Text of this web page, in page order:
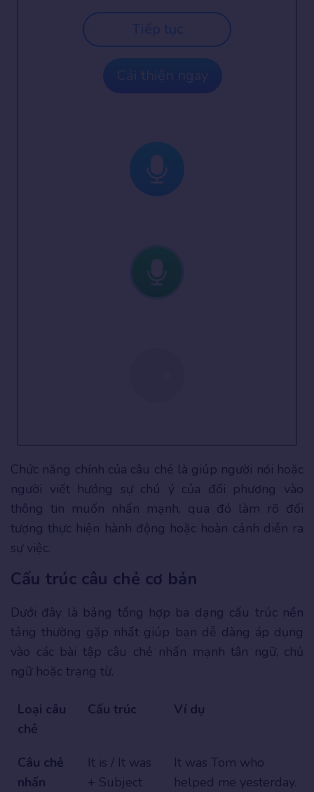
Tiếp tục
Cải thiện ngay
Chức năng chính của câu chẻ là giúp người nói hoặc
người viết hướng sự chú ý của đối phương vào
thông tin muốn nhấn mạnh, qua đó làm rõ đối
tượng thực hiện hành động hoặc hoàn cảnh diễn ra
sự việc.
Cấu trúc câu chẻ cơ bản
Dưới đây là bảng tổng hợp ba dạng cấu trúc nền
tảng thường gặp nhất giúp bạn dễ dàng áp dụng
vào các bài tập câu chẻ nhấn mạnh tân ngữ, chủ
ngữ hoặc trạng từ.
Loại câu
chẻ
Cấu trúc Ví dụ
Câu chẻ
nhấn
It is / It was
+ Subject
It was Tom who
helped me yesterday.